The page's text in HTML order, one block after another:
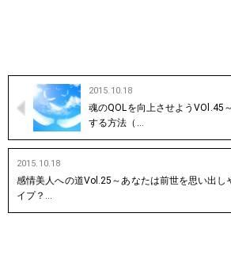
2015.10.18
魂のQOLを向上させようVOl.45
する方法（…
2015.10.18
感情美人への道Vol.25～あなたは前世を思い出し
イプ？…